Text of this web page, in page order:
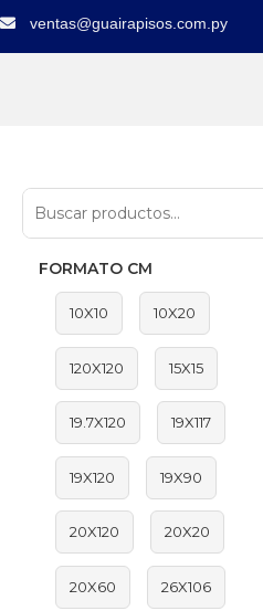
ventas@guairapisos.com.py
FORMATO CM
10X10 10X20
120X120 15X15
19.7X120 19X117
19X120 19X90
20X120 20X20
20X60 26X106